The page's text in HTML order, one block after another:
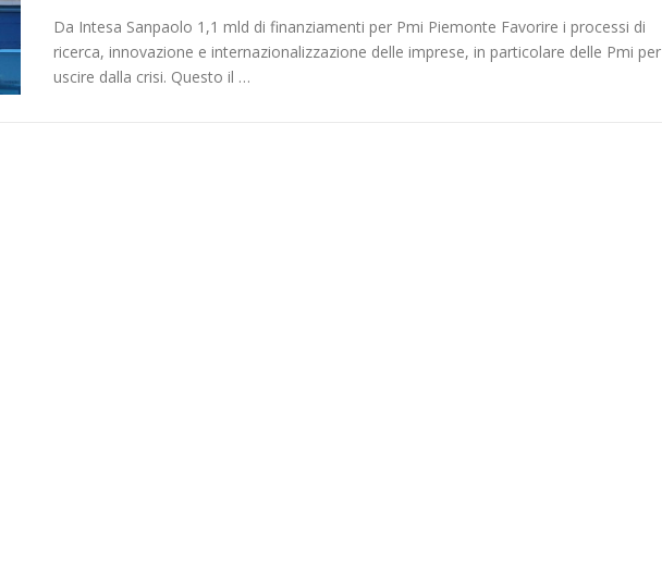
Da Intesa Sanpaolo 1,1 mld di finanziamenti per Pmi Piemonte Favorire i processi di
ricerca, innovazione e internazionalizzazione delle imprese, in particolare delle Pmi per
uscire dalla crisi. Questo il …